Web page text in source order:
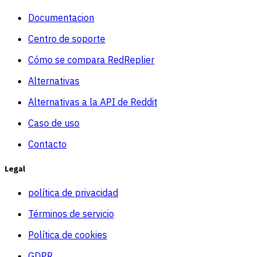
Documentacion
Centro de soporte
Cómo se compara RedReplier
Alternativas
Alternativas a la API de Reddit
Caso de uso
Contacto
Legal
política de privacidad
Términos de servicio
Política de cookies